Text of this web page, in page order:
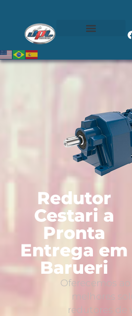
Redutor
Cestari a
Pronta
Entrega em
Barueri
Oferecemos
melhores
redutores de